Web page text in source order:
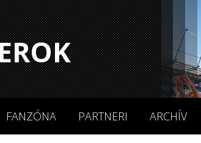
FANZÓNA PARTNERI ARCHÍV